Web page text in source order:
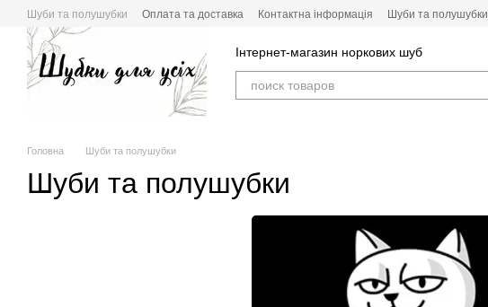
Перейти к основному контенту
Шуби та полушубки Оплата та доставка Контактна інформація Шуби та полушубки
Інтернет-магазин норкових шуб
Головна Шуби та полушубки
Шуби та полушубки